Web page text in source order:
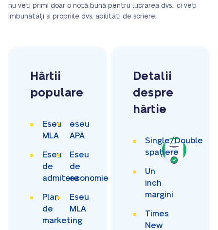
nu veți primi doar o notă bună pentru lucrarea dvs., ci veți
îmbunătăți și propriile dvs. abilități de scriere.
Hârtii
populare
Eseu
MLA
eseu
APA
Eseu
de
admitere
Eseu
de
economie
Plan
de
marketing
Eseu
MLA
Detalii
despre
hârtie
Single/Double
spațiere
Un
inch
margini
Times
New